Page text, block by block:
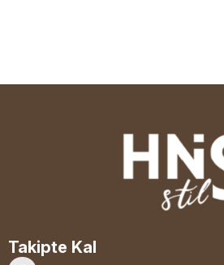
Takipte Kal